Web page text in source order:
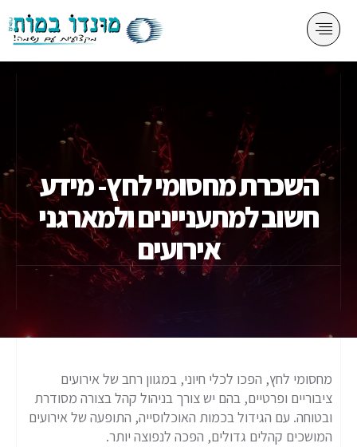
השכרת מחסומי לחץ- מידע
חשוב למתעניינים ולמארגני
אירועים
מחסומי לחץ, הפכו לכלי חיוני, במגוון רחב של אירועים
ציבוריים ופרטיים, בהם יש צורך בניהול קהל בצורה מסודרת
ובטוחה. עם הגידול בכמות האוכלוסייה, התופעה של אירועים
המושכים קהלים גדולים, הפכה לנפוצה יותר.